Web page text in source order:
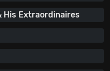
His Extraordinaires